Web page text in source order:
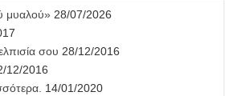
μυαλού» 28/07/2026
σου 28/12/2016
12/2016
14/01/2020